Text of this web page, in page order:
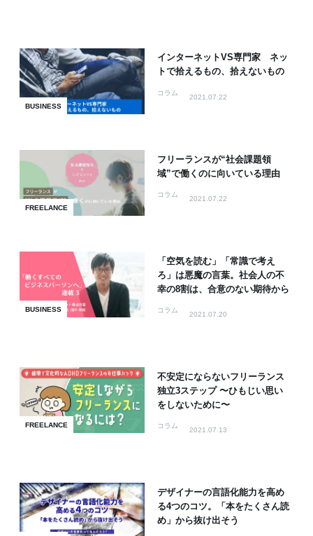
BUSINESS
インターネットVS専門家 ネッ
トで拾えるもの、拾えないもの
コラム
2021.07.22
FREELANCE
フリーランスが“社会課題領
域”で働くのに向いている理由
コラム
2021.07.22
BUSINESS
「空気を読む」「常識で考え
ろ」は悪魔の言葉。社会人の不
幸の8割は、合意のない期待から
コラム
2021.07.20
FREELANCE
不安定にならないフリーランス
独立3ステップ 〜ひもじい思い
をしないために〜
コラム
2021.07.13
デザイナーの言語化能力を高め
る4つのコツ。「本をたくさん読
め」から抜け出そう